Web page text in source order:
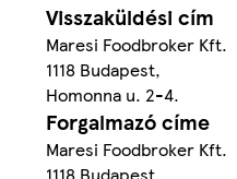
Visszaküldési cím
Maresi Foodbroker Kft.
1118 Budapest,
Homonna u. 2-4.
Forgalmazó címe
Maresi Foodbroker Kft.
1118 Budapest,